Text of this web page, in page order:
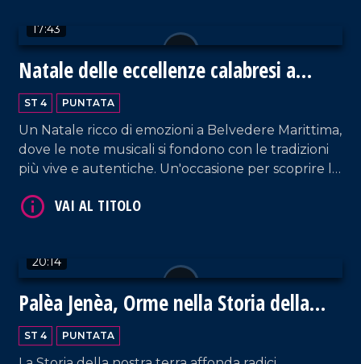
17:43
Natale delle eccellenze calabresi a
Belvedere Marittimo
ST 4 PUNTATA
Un Natale ricco di emozioni a Belvedere Marittima,
dove le note musicali si fondono con le tradizioni
più vive e autentiche. Un'occasione per scoprire le
20:14
Palèa Jenèa, Orme nella Storia della
Calabria Greca
ST 4 PUNTATA
VAI AL TITOLO
VAI AL TITOLO